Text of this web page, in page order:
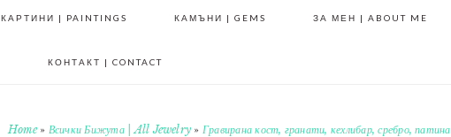
КАРТИНИ | PAINTINGS КАМЪНИ | GEMS ЗА МЕН | ABOUT ME
КОНТАКТ | CONTACT
Home» Всички Бижута | All Jewelry » Гравирана кост, гранати, кехлибар, сребро,